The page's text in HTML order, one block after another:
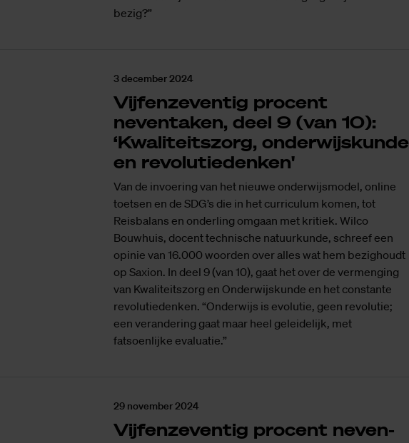
bezig?”
3 december 2024
Vijfenzeventig procent
neventaken, deel 9 (van 10):
‘Kwaliteitszorg, onderwijskunde
en revolutiedenken'
Van de invoering van het nieuwe onderwijsmodel, online
toetsen en de SDG’s die in het curriculum komen, tot
Reisbalans en onderling omgaan met kritiek. Wilco
Bouwhuis, docent technische natuurkunde, schreef een
opinie van 16.000 woorden over alles wat hem bezighoudt
op Saxion. In deel 9 (van 10), gaat het over de vermenging
van Kwaliteitszorg en Onderwijskunde en het constante
revolutiedenken. “Onderwijs is evolutie, geen revolutie;
een verandering gaat maar heel geleidelijk, met
fatsoenlijke evaluatie.”
29 november 2024
Vijf­­en­­ze­­ven­­tig pro­­cent ne­­ven­